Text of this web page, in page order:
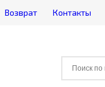
Возврат Контакты